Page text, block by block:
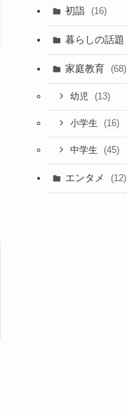
初詣 (16)
暮らしの話題
家庭教育 (68)
幼児 (13)
小学生 (16)
中学生 (45)
エンタメ (12)